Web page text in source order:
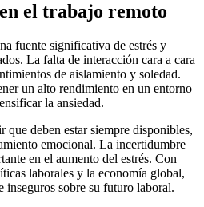
el trabajo remoto
fuente significativa de estrés y
La falta de interacción cara a cara
de aislamiento y soledad.
un alto rendimiento en un entorno
la ansiedad.
que deben estar siempre disponibles,
emocional. La incertidumbre
en el aumento del estrés. Con
laborales y la economía global,
inseguros sobre su futuro laboral.